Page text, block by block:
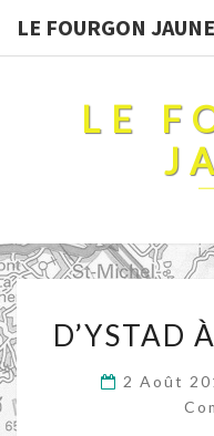
LE FOURGON JAUNE
LE
D’YSTAD
2 Août